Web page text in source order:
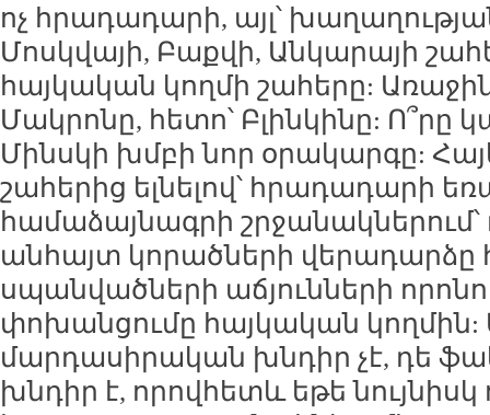
ոչ հրադադարի, այլ՝
Մոսկվայի, Բաքվի, Անկարայի
հայկական կողմի շահերը:
Մակրոնը, հետո՝ Բլինկինը: Ո՞րը
Մինսկի խմբի նոր օրակարգը:
շահերից ելնելով՝ հրադադարի
համաձայնագրի
անհայտ կորածների վերադարձը
սպանվածների աճյունների
փոխանցումը հայկական կողմին:
մարդասիրական խնդիր չէ, դե
խնդիր է, որովհետև եթե նույնիսկ